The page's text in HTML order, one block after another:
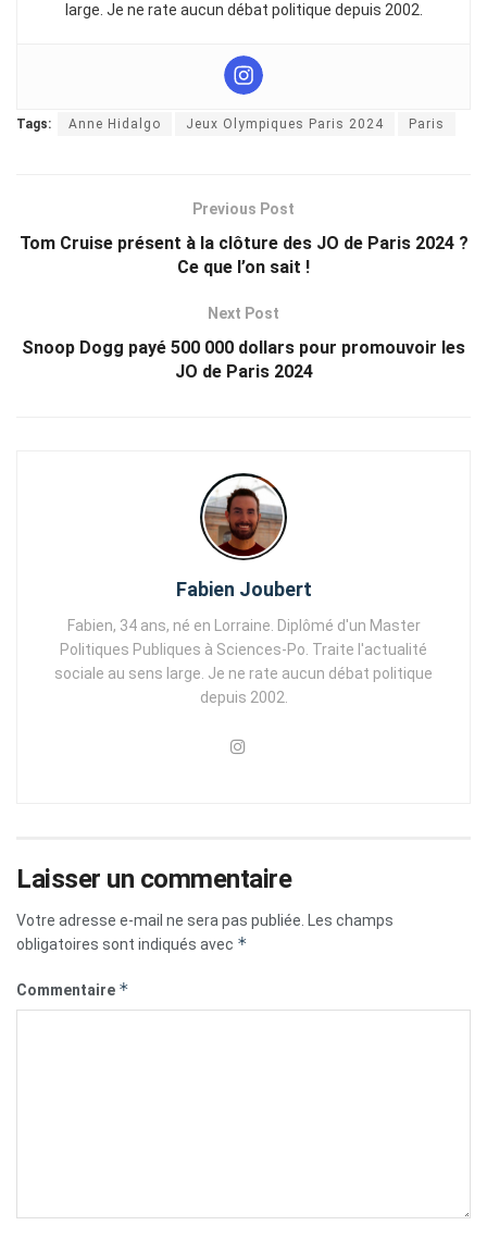
large. Je ne rate aucun débat politique depuis 2002.
Tags: Anne Hidalgo Jeux Olympiques Paris 2024 Paris
Previous Post
Tom Cruise présent à la clôture des JO de Paris 2024 ?
Ce que l’on sait !
Next Post
Snoop Dogg payé 500 000 dollars pour promouvoir les
JO de Paris 2024
Fabien Joubert
Fabien, 34 ans, né en Lorraine. Diplômé d'un Master
Politiques Publiques à Sciences-Po. Traite l'actualité
sociale au sens large. Je ne rate aucun débat politique
depuis 2002.
Laisser un commentaire
Votre adresse e-mail ne sera pas publiée. Les champs
obligatoires sont indiqués avec *
Commentaire *